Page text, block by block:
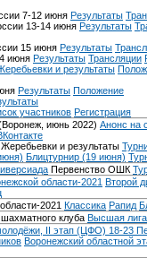
7-12 июня Результаты
13-14 июня Результаты
15 июня Результаты
июня Результаты Трансляции
и результаты
Результаты Положение
участников Регистрация
июнь 2022) Анонс на
Жеребьевки и результаты
Блицтурнир (19 июня)
Первенство ОШК
области-2021 Второй
2021 Классика Рапид
клуба Высшая лига
II этап (ЦФО) 18-23
Воронежский областной